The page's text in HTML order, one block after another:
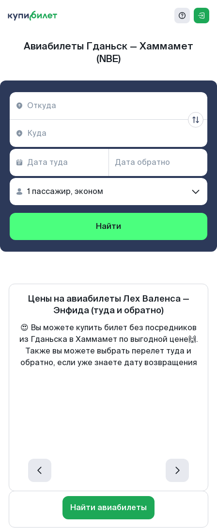
Авиабилеты Гданьск — Хаммамет
(NBE)
Найти
Цены на авиабилеты Лех Валенса —
Энфида (туда и обратно)
😍 Вы можете купить билет без посредников
из Гданьска в Хаммамет по выгодной цене🙌.
Также вы можете выбрать перелет туда и
обратно, если уже знаете дату возвращения
Найти авиабилеты